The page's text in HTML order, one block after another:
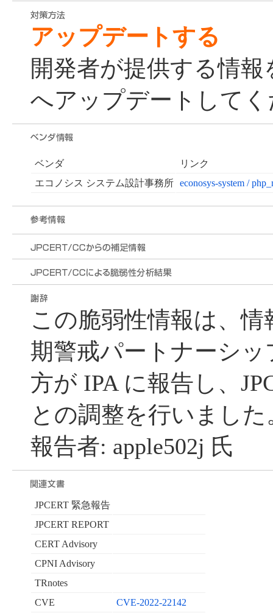
アップデートする
開発者が提供する情
へアップデートして
ベンダ
リンク
エコノシス システム設計事務所
econosys-system /
この脆弱性情報は、
期警戒パートナーシ
方が IPA に報告し、
との調整を行いました
報告者: apple502j 氏
JPCERT 緊急報告
JPCERT REPORT
CERT Advisory
CPNI Advisory
TRnotes
CVE
CVE-2022-22142